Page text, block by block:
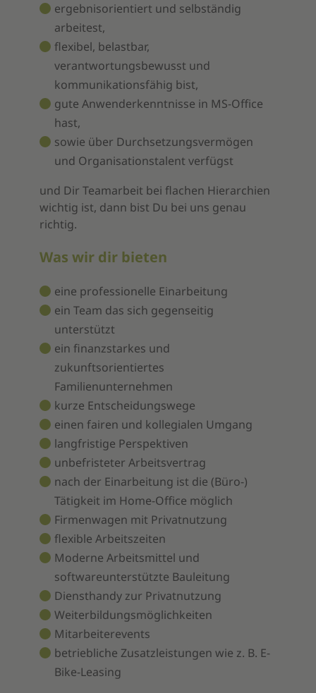
ergebnisorientiert und selbständig
arbeitest,
flexibel, belastbar,
verantwortungsbewusst und
kommunikationsfähig bist,
gute Anwenderkenntnisse in MS-Office
hast,
sowie über Durchsetzungsvermögen
und Organisationstalent verfügst
und Dir Teamarbeit bei flachen Hierarchien
wichtig ist, dann bist Du bei uns genau
richtig.
Was wir dir bieten
eine professionelle Einarbeitung
ein Team das sich gegenseitig
unterstützt
ein finanzstarkes und
zukunftsorientiertes
Familienunternehmen
kurze Entscheidungswege
einen fairen und kollegialen Umgang
langfristige Perspektiven
unbefristeter Arbeitsvertrag
nach der Einarbeitung ist die (Büro-)
Tätigkeit im Home-Office möglich
Firmenwagen mit Privatnutzung
flexible Arbeitszeiten
Moderne Arbeitsmittel und
softwareunterstützte Bauleitung
Diensthandy zur Privatnutzung
Weiterbildungsmöglichkeiten
Mitarbeiterevents
betriebliche Zusatzleistungen wie z. B. E-
Bike-Leasing